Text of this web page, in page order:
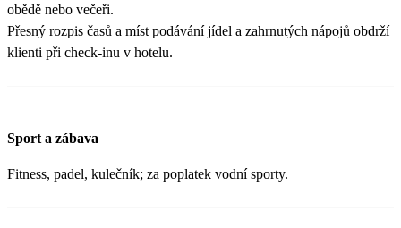
obědě nebo večeři.
Přesný rozpis časů a míst podávání jídel a zahrnutých nápojů obdrží
klienti při check-inu v hotelu.
Sport a zábava
Fitness, padel, kulečník; za poplatek vodní sporty.